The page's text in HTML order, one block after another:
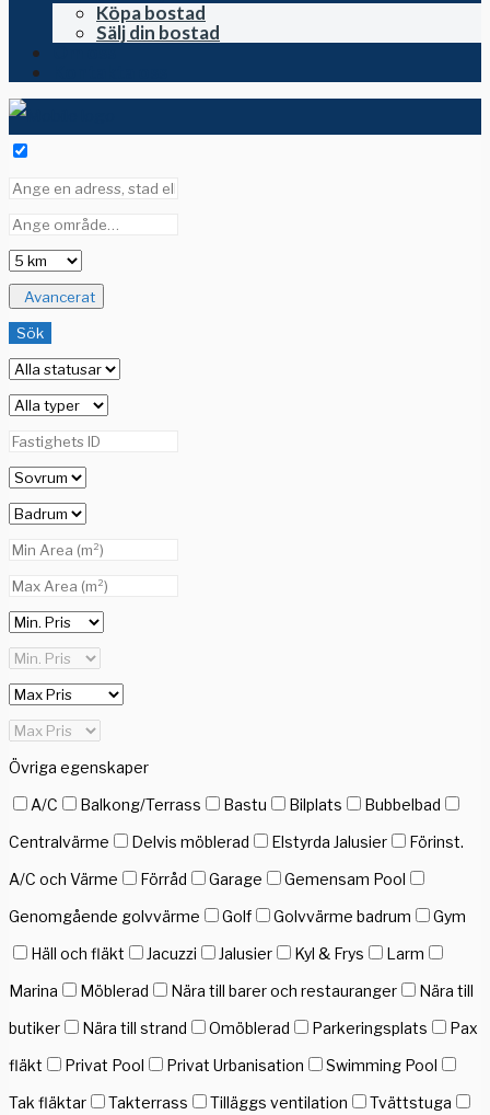
Köpa bostad
Sälj din bostad
Avancerat
Sök
Övriga egenskaper
A/C
Balkong/Terrass Bastu Bilplats
Bubbelbad
Centralvärme
Delvis möblerad Elstyrda Jalusier
Förinst.
A/C och Värme
Förråd Garage
Gemensam Pool
Genomgående golvvärme
Golf Golvvärme badrum
Gym
Häll och fläkt
Jacuzzi Jalusier Kyl & Frys
Larm
Marina
Möblerad Nära till barer och restauranger
Nära till
butiker
Nära till strand Omöblerad Parkeringsplats
Pax
fläkt
Privat Pool Privat Urbanisation
Swimming Pool
Tak fläktar
Takterrass Tilläggs ventilation
Tvättstuga